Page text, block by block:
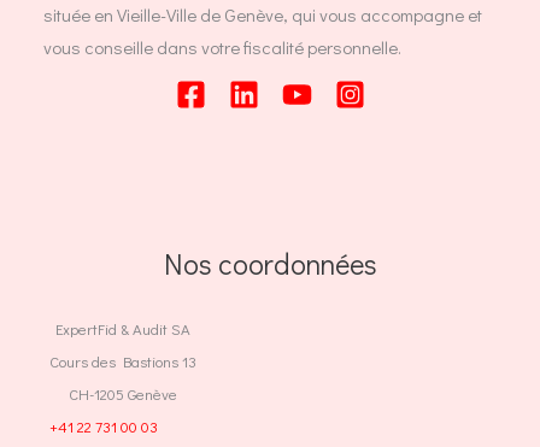
située en Vieille-Ville de Genève, qui vous accompagne et
vous conseille dans votre fiscalité personnelle.
Nos coordonnées
ExpertFid & Audit SA
Cours des Bastions 13
CH-1205 Genève
+41 22 731 00 03